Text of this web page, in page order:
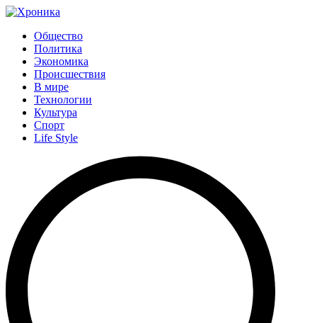
Общество
Политика
Экономика
Происшествия
В мире
Технологии
Культура
Спорт
Life Style